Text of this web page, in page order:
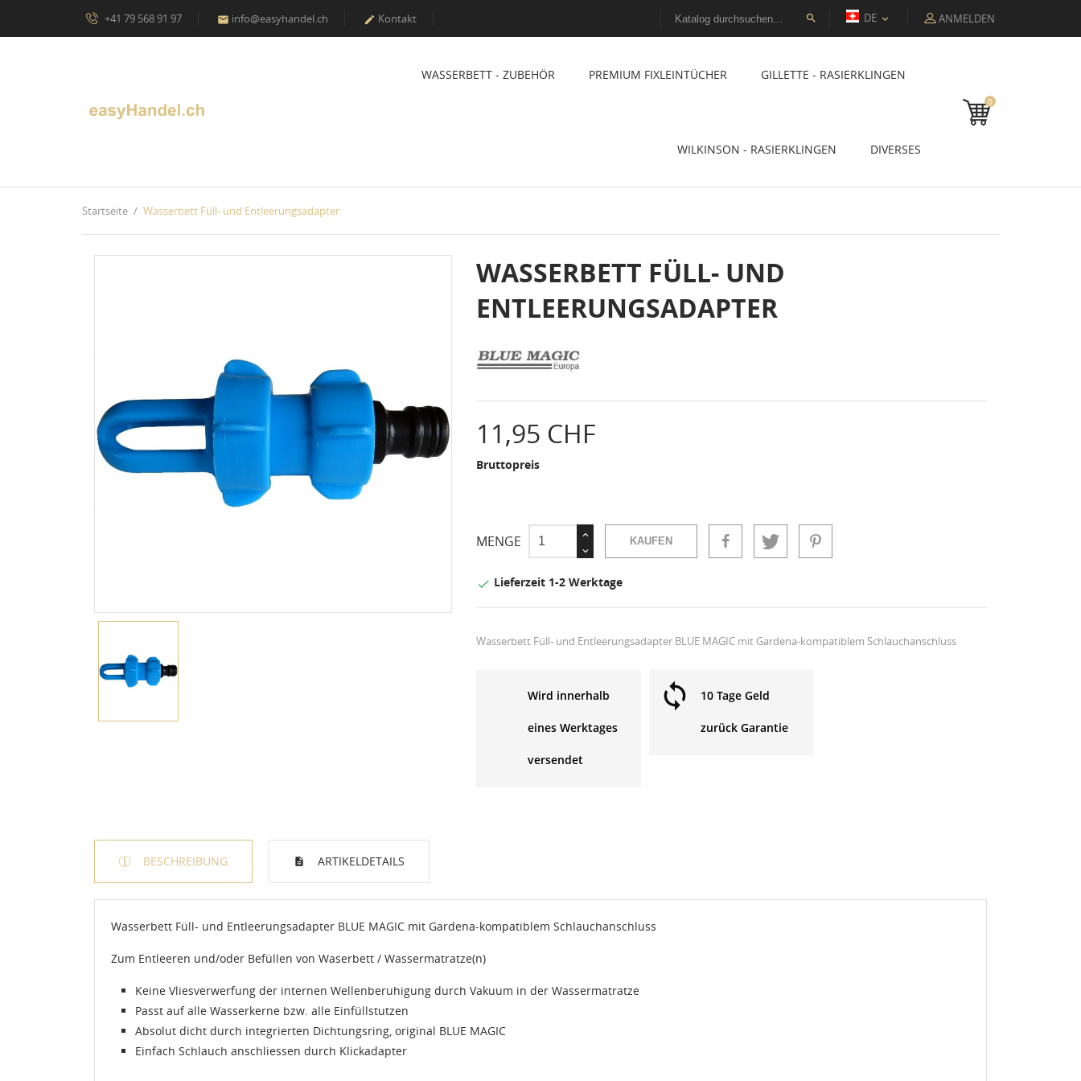
+41 79 568 91 97  info@easyhandel.ch  Kontakt  DE  ANMELDEN
WASSERBETT - ZUBEHÖR PREMIUM FIXLEINTÜCHER GILLETTE - RASIERKLINGEN
WILKINSON - RASIERKLINGEN DIVERSES
0
Startseite Wasserbett Füll- und Entleerungsadapter
WASSERBETT FÜLL- UND
ENTLEERUNGSADAPTER
11,95 CHF
Bruttopreis
MENGE KAUFEN
 Lieferzeit 1-2 Werktage
Wasserbett Füll- und Entleerungsadapter BLUE MAGIC mit Gardena-kompatiblem Schlauchanschluss
Wird innerhalb
eines Werktages
versendet
10 Tage Geld
zurück Garantie
BESCHREIBUNG ARTIKELDETAILS
Wasserbett Füll- und Entleerungsadapter BLUE MAGIC mit Gardena-kompatiblem Schlauchanschluss
Zum Entleeren und/oder Befüllen von Waserbett / Wassermatratze(n)
Keine Vliesverwerfung der internen Wellenberuhigung durch Vakuum in der Wassermatratze
Passt auf alle Wasserkerne bzw. alle Einfüllstutzen
Absolut dicht durch integrierten Dichtungsring, original BLUE MAGIC
Einfach Schlauch anschliessen durch Klickadapter